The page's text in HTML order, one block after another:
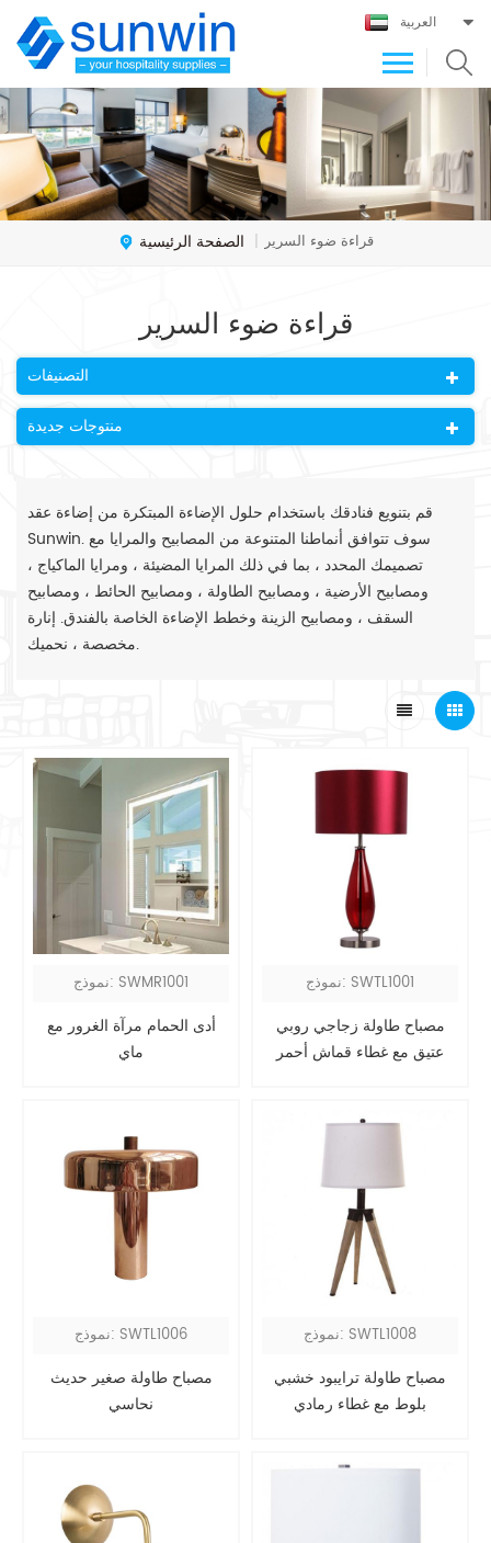
العربية
الصفحة الرئيسية | قراءة ضوء السرير
قراءة ضوء السرير
التصنيفات
منتوجات جديدة
قم بتنويع فنادقك باستخدام حلول الإضاءة المبتكرة من إضاءة عقد
Sunwin. سوف تتوافق أنماطنا المتنوعة من المصابيح والمرايا مع
تصميمك المحدد ، بما في ذلك المرايا المضيئة ، ومرايا الماكياج ،
ومصابيح الأرضية ، ومصابيح الطاولة ، ومصابيح الحائط ، ومصابيح
السقف ، ومصابيح الزينة وخطط الإضاءة الخاصة بالفندق. إنارة
مخصصة ، نحميك.
نموذج: SWMR1001
أدى الحمام مرآة الغرور مع
ماي
نموذج: SWTL1001
مصباح طاولة زجاجي روبي
عتيق مع غطاء قماش أحمر
نموذج: SWTL1006
مصباح طاولة صغير حديث
نحاسي
نموذج: SWTL1008
مصباح طاولة ترايبود خشبي
بلوط مع غطاء رمادي